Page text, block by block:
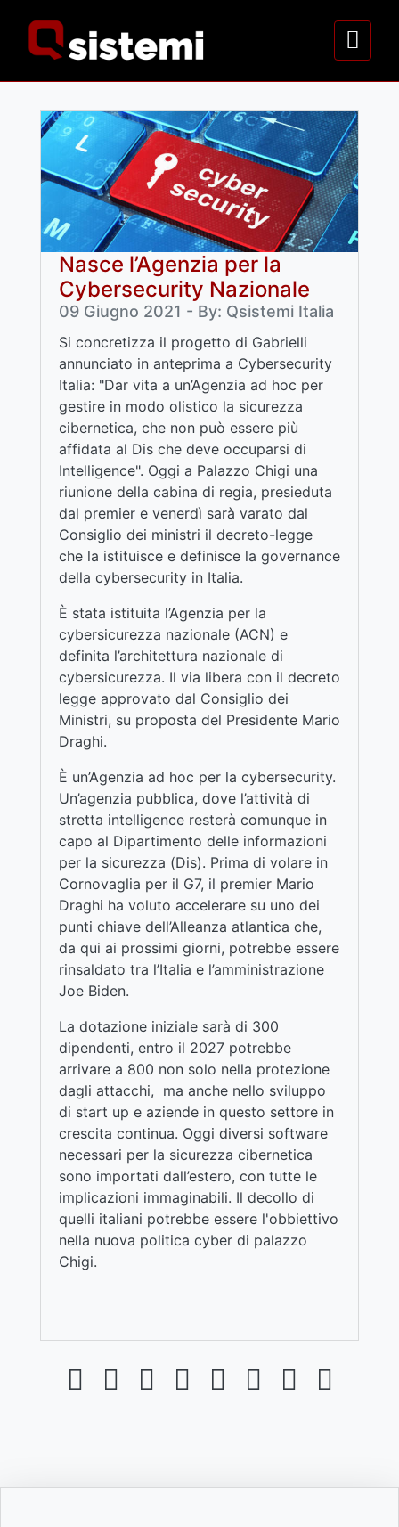
Nasce l’Agenzia per la
Cybersecurity Nazionale
09 Giugno 2021 - By: Qsistemi Italia
Si concretizza il progetto di Gabrielli
annunciato in anteprima a Cybersecurity
Italia: "Dar vita a un’Agenzia ad hoc per
gestire in modo olistico la sicurezza
cibernetica, che non può essere più
affidata al Dis che deve occuparsi di
Intelligence". Oggi a Palazzo Chigi una
riunione della cabina di regia, presieduta
dal premier e venerdì sarà varato dal
Consiglio dei ministri il decreto-legge
che la istituisce e definisce la governance
della cybersecurity in Italia.
È stata istituita l’Agenzia per la
cybersicurezza nazionale (ACN) e
definita l’architettura nazionale di
cybersicurezza. Il via libera con il decreto
legge approvato dal Consiglio dei
Ministri, su proposta del Presidente Mario
Draghi.
È un’Agenzia ad hoc per la cybersecurity.
Un’agenzia pubblica, dove l’attività di
stretta intelligence resterà comunque in
capo al Dipartimento delle informazioni
per la sicurezza (Dis). Prima di volare in
Cornovaglia per il G7, il premier Mario
Draghi ha voluto accelerare su uno dei
punti chiave dell’Alleanza atlantica che,
da qui ai prossimi giorni, potrebbe essere
rinsaldato tra l’Italia e l’amministrazione
Joe Biden.
La dotazione iniziale sarà di 300
dipendenti, entro il 2027 potrebbe
arrivare a 800 non solo nella protezione
dagli attacchi, ma anche nello sviluppo
di start up e aziende in questo settore in
crescita continua. Oggi diversi software
necessari per la sicurezza cibernetica
sono importati dall’estero, con tutte le
implicazioni immaginabili. Il decollo di
quelli italiani potrebbe essere l'obbiettivo
nella nuova politica cyber di palazzo
Chigi.